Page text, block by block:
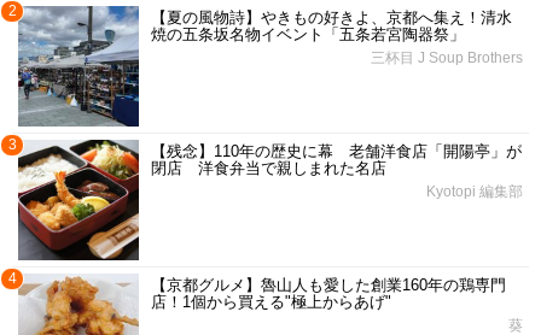
2
【夏の風物詩】やきもの好きよ、京都へ集え！清水
焼の五条坂名物イベント「五条若宮陶器祭」
三杯目 J Soup Brothers
3
【残念】110年の歴史に幕 老舗洋食店「開陽亭」が
閉店 洋食弁当で親しまれた名店
Kyotopi 編集部
4
【京都グルメ】魯山人も愛した創業160年の鶏専門
店！1個から買える"極上からあげ"
葵